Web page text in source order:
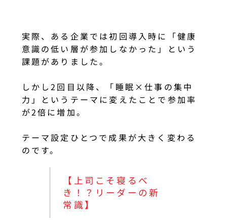
実際、ある企業では初回導入時に「健康
意識の低い層が参加しなかった」という
課題がありました。
しかし2回目以降、「睡眠×仕事の集中
力」というテーマに変えたことで参加率
が2倍に増加。
テーマ設定ひとつで成果が大きく変わる
のです。
【上司こそ寝るべ
き！？リーダーの新
常識】